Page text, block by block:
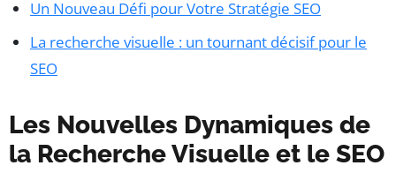
Un Nouveau Défi pour Votre Stratégie SEO
La recherche visuelle : un tournant décisif pour le
SEO
Les Nouvelles Dynamiques de
la Recherche Visuelle et le SEO